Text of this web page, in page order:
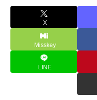
X
Misskey
LINE